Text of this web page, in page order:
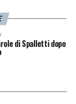
di Spalletti dopo